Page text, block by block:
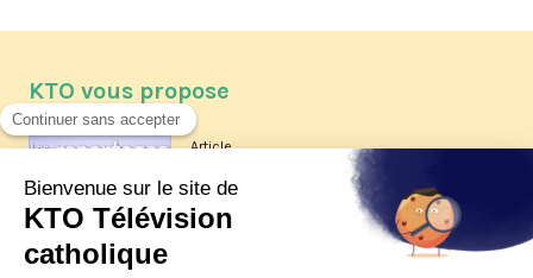
KTO vous propose
Article
Les reportages d'été 2026 de KTO